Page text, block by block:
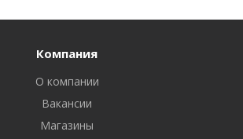
Компания
О компании
Вакансии
Магазины